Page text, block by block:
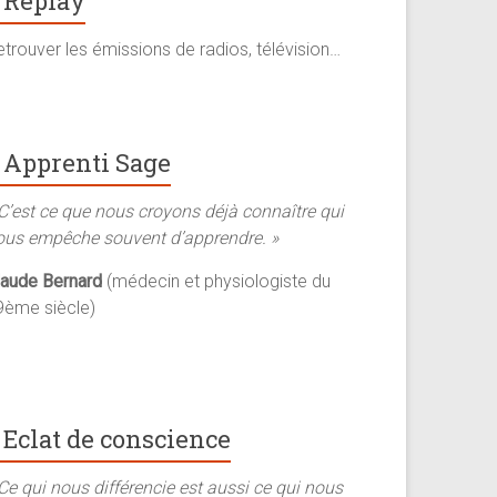
les émissions de radios, télévision…
Apprenti Sage
ce que nous croyons déjà connaître qui
empêche souvent d’apprendre. »
Bernard (médecin et physiologiste du
siècle)
Eclat de conscience
qui nous différencie est aussi ce qui nous